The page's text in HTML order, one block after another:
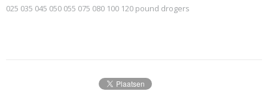
025 035 045 050 055 075 080 100 120 pound drogers